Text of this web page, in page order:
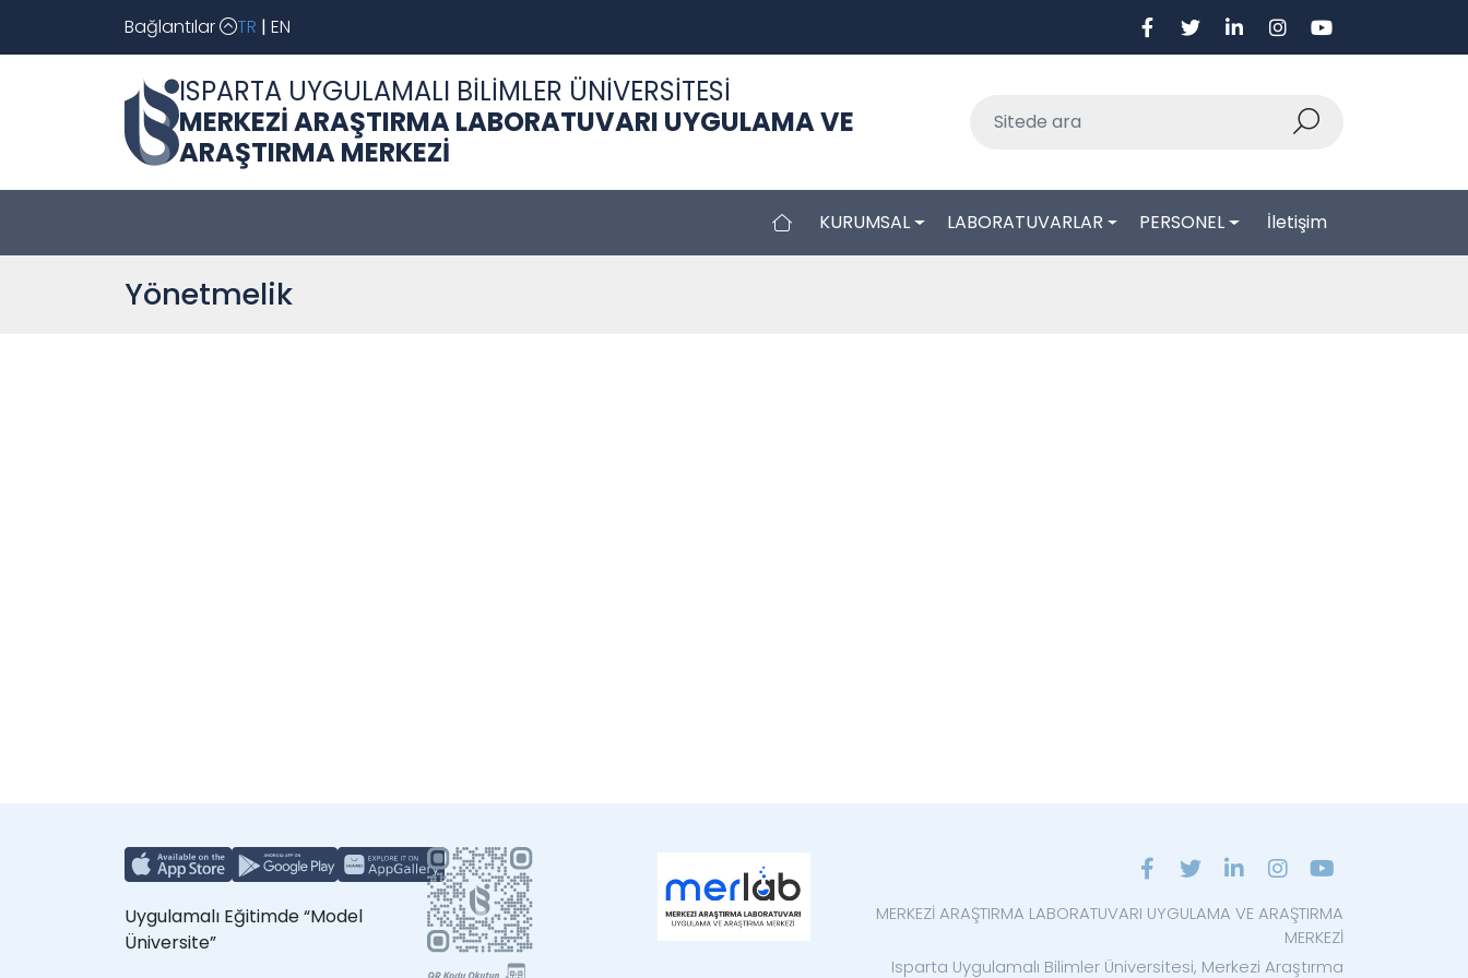
Bağlantılar TR | EN
ISPARTA UYGULAMALI BİLİMLER ÜNİVERSİTESİ
MERKEZİ ARAŞTIRMA LABORATUVARI UYGULAMA VE
ARAŞTIRMA MERKEZİ
KURUMSAL LABORATUVARLAR PERSONEL İletişim
Yönetmelik
Uygulamalı Eğitimde “Model
Üniversite”
MERKEZİ ARAŞTIRMA LABORATUVARI UYGULAMA VE ARAŞTIRMA
MERKEZİ
Isparta Uygulamalı Bilimler Üniversitesi, Merkezi Araştırma